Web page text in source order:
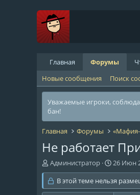
Главная Форумы
Новые сообщения
Поиск
Уважаемые игроки,
бан!
Главная Форумы
Не работает
А
в
т
о
Администратор
Д
а
т
а
26 Июн
В этой теме нельзя